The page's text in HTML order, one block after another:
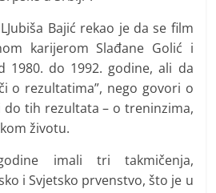
Bajić rekao je da se film
karijerom Slađane Golić i
1980. do 1992. godine, ali da
o rezultatima”, nego govori o
do tih rezultata – o treninzima,
životu.
imali tri takmičenja,
i Svjetsko prvenstvo, što je u